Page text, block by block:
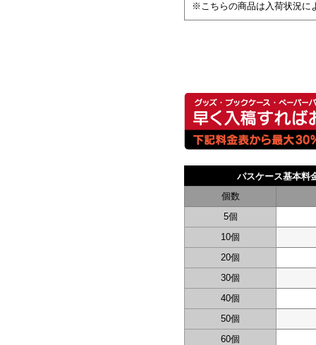
※こちらの商品は入荷状況に
パスケース基本
個数
5個
10個
20個
30個
40個
50個
60個